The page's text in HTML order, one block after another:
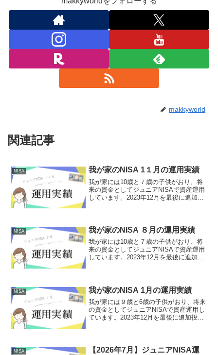
makkyworld
関連記事
NISA 我が家のNISA 1１月の運用実績
我が家には10歳と７歳の子供がおり、将
来の資金としてジュニアNISAで資産運用
しています。2023年12月を最後に追加投
NISA 我が家のNISA ８月の運用実績
我が家には10歳と７歳の子供がおり、将
来の資金としてジュニアNISAで資産運用
しています。2023年12月を最後に追加投
間...
NISA 我が家のNISA 1月の運用実績
我が家には９歳と6歳の子供がおり、将来
の資金としてジュニアNISAで資産運用し
ています。2023年12月を最後に追加投資
間 ...
NISA
【2026年7月】ジュニアNISA運